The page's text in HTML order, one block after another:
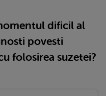
dificil al
povesti
folosirea suzetei?